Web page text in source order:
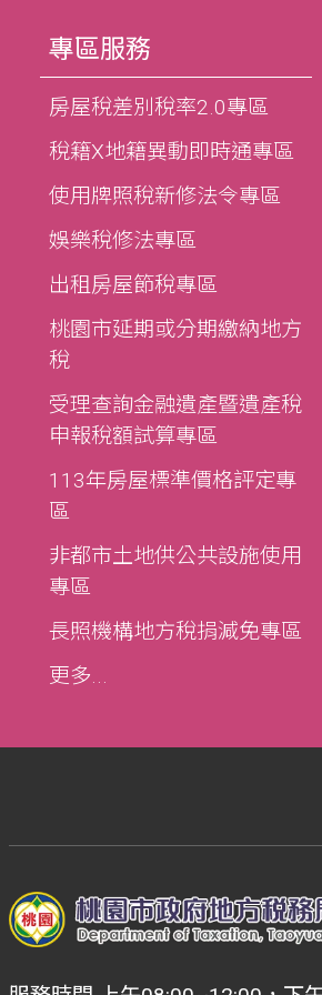
專區服務
房屋稅差別稅率2.0專區
稅籍X地籍異動即時通專區
使用牌照稅新修法令專區
娛樂稅修法專區
出租房屋節稅專區
桃園市延期或分期繳納地方
稅
受理查詢金融遺產暨遺產稅
申報稅額試算專區
113年房屋標準價格評定專
區
非都市土地供公共設施使用
專區
長照機構地方稅捐減免專區
更多...